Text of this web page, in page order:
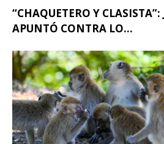
“CHAQUETERO Y CLASISTA”:
APUNTÓ CONTRA LO...